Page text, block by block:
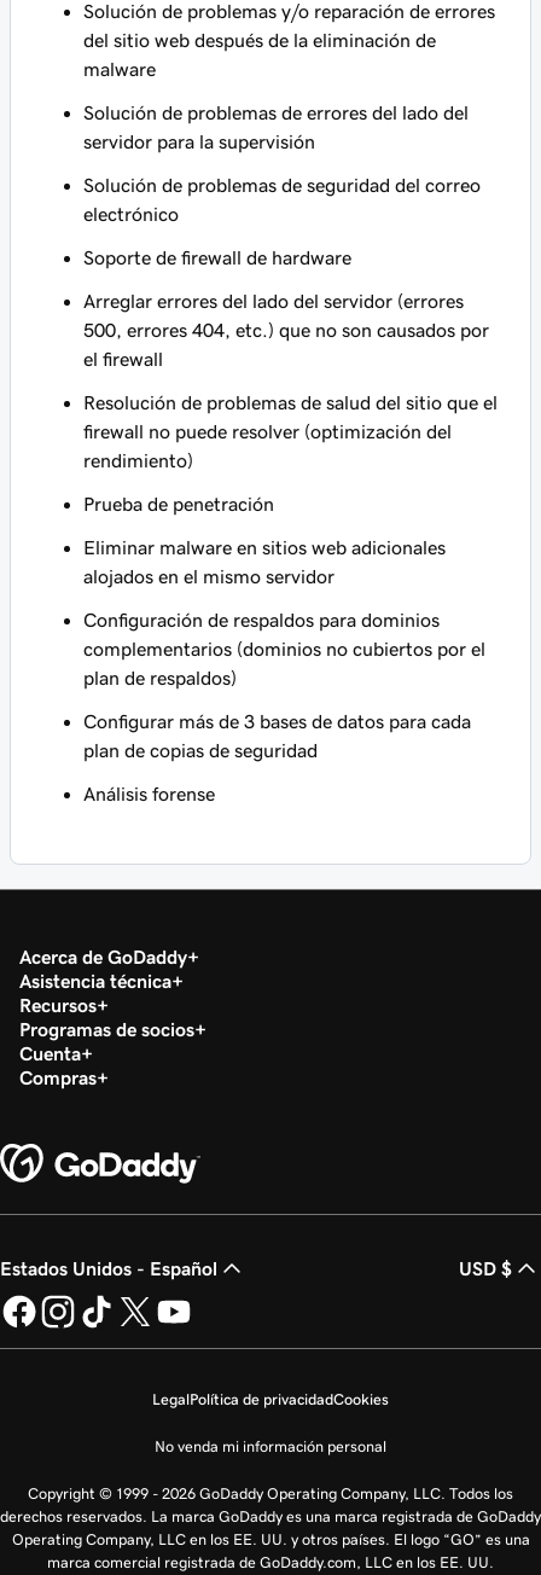
Solución de problemas y/o reparación de errores
del sitio web después de la eliminación de
malware
Solución de problemas de errores del lado del
servidor para la supervisión
Solución de problemas de seguridad del correo
electrónico
Soporte de firewall de hardware
Arreglar errores del lado del servidor (errores
500, errores 404, etc.) que no son causados por
el firewall
Resolución de problemas de salud del sitio que el
firewall no puede resolver (optimización del
rendimiento)
Prueba de penetración
Eliminar malware en sitios web adicionales
alojados en el mismo servidor
Configuración de respaldos para dominios
complementarios (dominios no cubiertos por el
plan de respaldos)
Configurar más de 3 bases de datos para cada
plan de copias de seguridad
Análisis forense
Acerca de GoDaddy
Asistencia técnica
Recursos
Programas de socios
Cuenta
Compras
Estados Unidos - Español USD $
LegalPolítica de privacidadCookies
No venda mi información personal
Copyright © 1999 - 2026 GoDaddy Operating Company, LLC. Todos los
derechos reservados. La marca GoDaddy es una marca registrada de GoDaddy
Operating Company, LLC en los EE. UU. y otros países. El logo “GO” es una
marca comercial registrada de GoDaddy.com, LLC en los EE. UU.